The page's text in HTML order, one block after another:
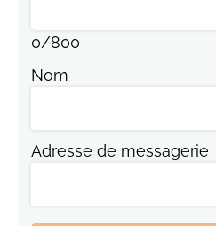
0/800
Nom
Adresse de messagerie